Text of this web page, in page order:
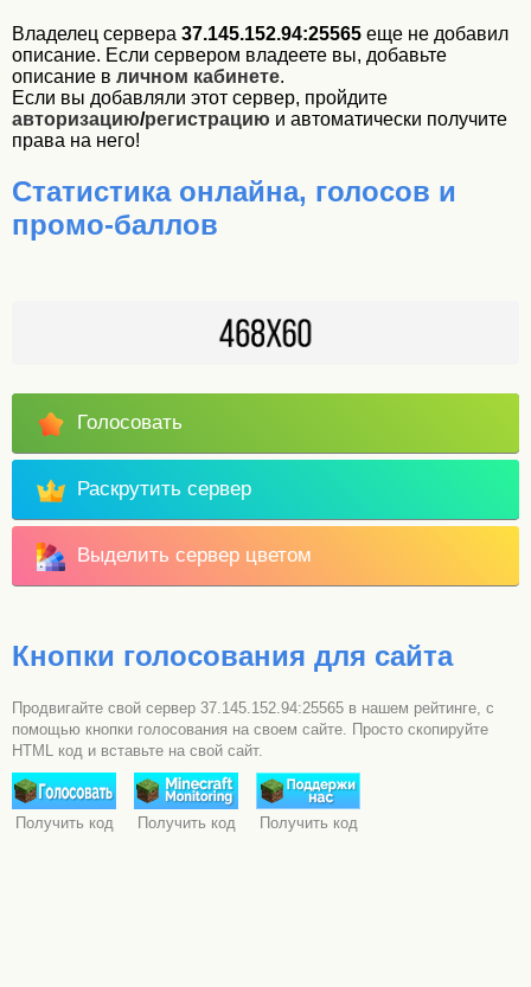
Владелец сервера 37.145.152.94:25565 еще не добавил
описание. Если сервером владеете вы, добавьте
описание в личном кабинете.
Если вы добавляли этот сервер, пройдите
авторизацию/регистрацию и автоматически получите
права на него!
Статистика онлайна, голосов и
промо-баллов
Голосовать
Раскрутить сервер
Выделить сервер цветом
Кнопки голосования для сайта
Продвигайте свой сервер 37.145.152.94:25565 в нашем рейтинге, с
помощью кнопки голосования на своем сайте. Просто скопируйте
HTML код и вставьте на свой сайт.
Получить код Получить код Получить код